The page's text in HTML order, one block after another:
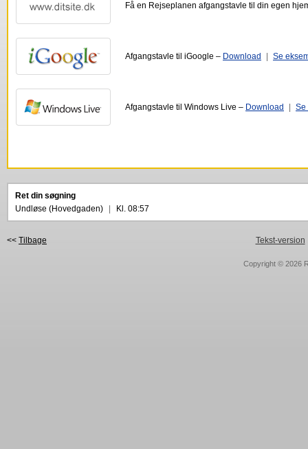
Få en Rejseplanen afgangstavle til din egen
Afgangstavle til iGoogle – Download Se
Afgangstavle til Windows Live – Download Se
Ret din søgning
Undløse (Hovedgaden)
Kl. 08:57
<< Tilbage Tekst-version
Copyright © 2026